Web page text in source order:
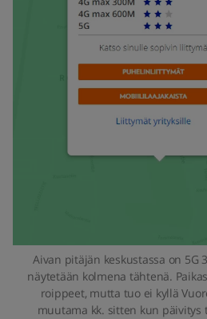
Aivan pitäjän keskustassa on 5G
näytetään kolmena tähtenä.
roippeet, mutta tuo ei kyllä
muutama kk. sitten kun päivitys